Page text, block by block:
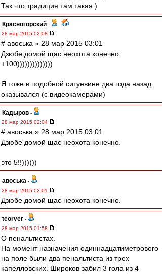
Так что,традиция там такая.)
Красногорский -
28 мар 2015 02:08
# авоська » 28 мар 2015 03:01
Дзюбе домой щас неохота конечно.
+100))))))))))))))
Я тоже в подобной ситуевине два года назад
оказывался (с видеокамерами)
Кадыров -
28 мар 2015 02:04
# авоська » 28 мар 2015 03:01
Дзюбе домой щас неохота конечно.
это 5!!))))))
авоська -
28 мар 2015 02:01
Дзюбе домой щас неохота конечно.
teorver -
28 мар 2015 01:58
О пенальтистах.
На момент назначения одиннадцатиметрового
на поле были два пенальтиста из трех
капелловских. Широков забил 3 гола из 4